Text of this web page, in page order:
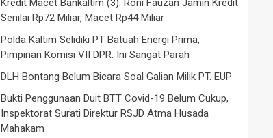
Kredit Macet Bankaltim (3): Roni Fauzan Jamin Kredit
Senilai Rp72 Miliar, Macet Rp44 Miliar
Polda Kaltim Selidiki PT Batuah Energi Prima,
Pimpinan Komisi VII DPR: Ini Sangat Parah
DLH Bontang Belum Bicara Soal Galian Milik PT. EUP
Bukti Penggunaan Duit BTT Covid-19 Belum Cukup,
Inspektorat Surati Direktur RSJD Atma Husada
Mahakam